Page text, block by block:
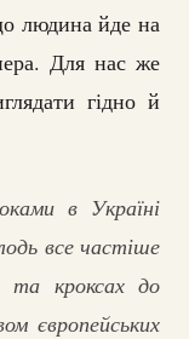
людина йде на
Для нас же
гідно й
в Україні
все частіше
кроксах до
європейських